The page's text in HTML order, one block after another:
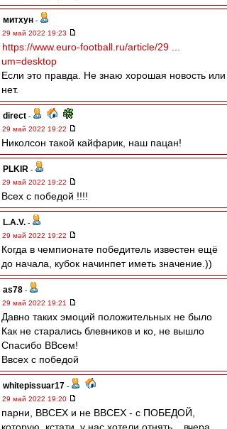
митхун -
29 май 2022 19:23
https://www.euro-football.ru/article/29 ...
um=desktop
Если это правда. Не знаю хорошая новость или
нет.
direct -
29 май 2022 19:22
Николсон такой кайфарик, наш пацан!
PLKIR -
29 май 2022 19:22
Всех с победой !!!!
L.А.V. -
29 май 2022 19:22
Когда в чемпионате победитель известен ещё
до начала, кубок начинпет иметь значение.))
as78 -
29 май 2022 19:21
Давно таких эмоций положительных не было
Как не старались блевников и ко, не вышло
Спасибо ВВсем!
Ввсех с победой
whitepissuar17 -
29 май 2022 19:20
парни, ВВСЕХ и не ВВСЕХ - с ПОБЕДОЙ,